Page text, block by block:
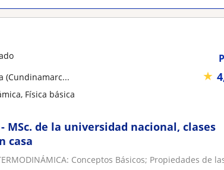
★
(Cundinamarc...
Física básica
MSc. de la universidad nacional, clases
casa
TERMODINÁMICA: Conceptos Básicos; Propiedades de